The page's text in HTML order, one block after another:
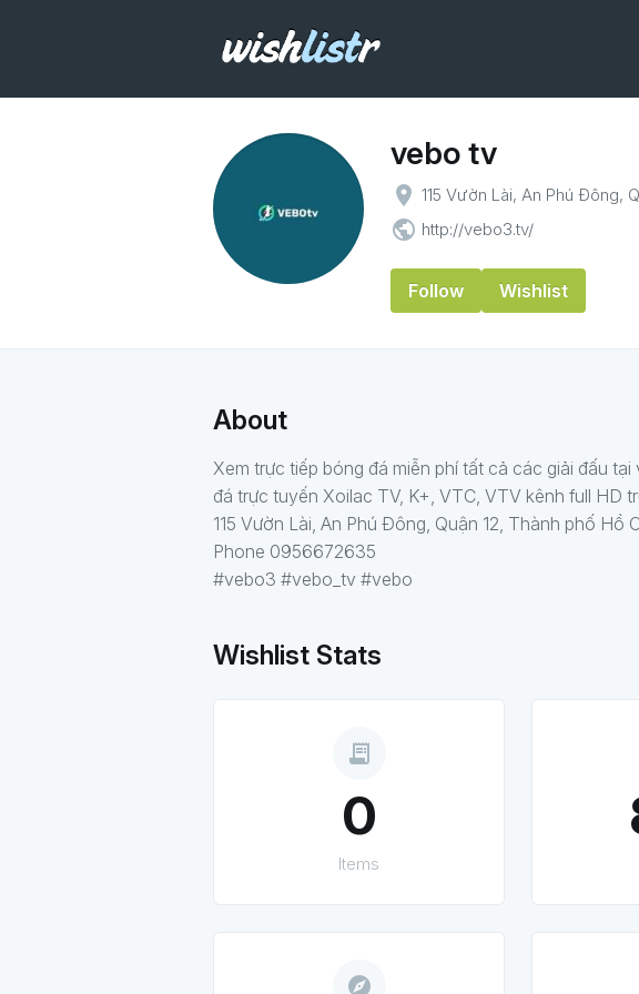
vebo tv
place 115 Vườn Lài, An Phú Đông,
public http://vebo3.tv/
Follow Wishlist
About
Xem trực tiếp bóng đá miễn phí tất cả các giải đấu
đá trực tuyến Xoilac TV, K+, VTC, VTV kênh full HD
115 Vườn Lài, An Phú Đông, Quận 12, Thành phố Hồ
Phone 0956672635
#vebo3 #vebo_tv #vebo
Wishlist Stats
receipt_long
0
Items
explore